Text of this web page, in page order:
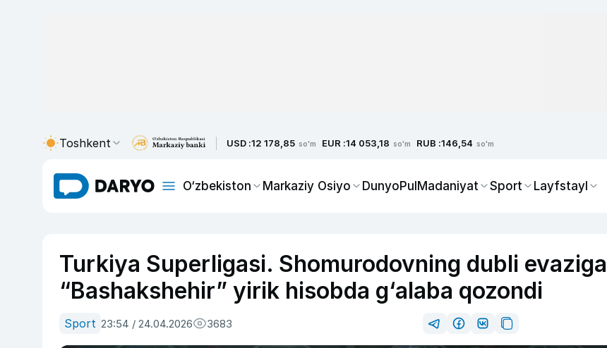
Toshkent USD :12 178,85 so'm EUR :14 053,18 so'm RUB :146,54 so'm
O‘zbekiston Markaziy Osiyo DunyoPulMadaniyat Sport Layfstayl
Turkiya Superligasi. Shomurodovning dubli evaziga
“Bashakshehir” yirik hisobda g‘alaba qozondi
Sport 23:54 / 24.04.2026 3683